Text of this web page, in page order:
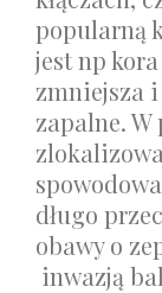
popularną
jest np
zmniejsza
zapalne.W
długo
obawy o
inwazją